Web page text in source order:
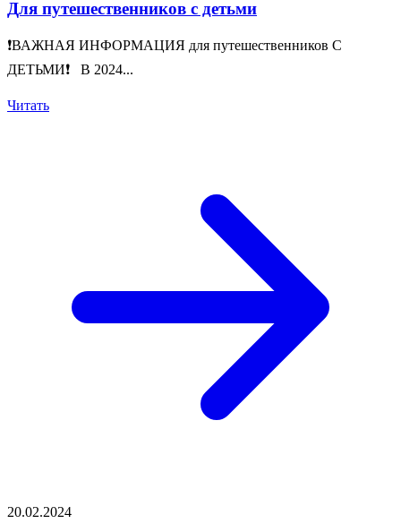
Для путешественников с детьми
❗️ВАЖНАЯ ИНФОРМАЦИЯ для путешественников С
ДЕТЬМИ❗️ В 2024...
Читать
20.02.2024